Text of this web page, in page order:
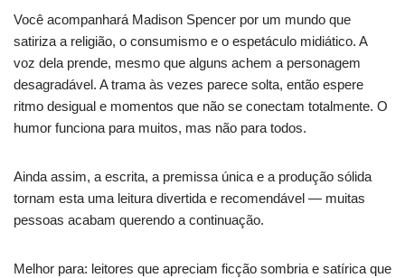
Você acompanhará Madison Spencer por um mundo que
satiriza a religião, o consumismo e o espetáculo midiático. A
voz dela prende, mesmo que alguns achem a personagem
desagradável. A trama às vezes parece solta, então espere
ritmo desigual e momentos que não se conectam totalmente. O
humor funciona para muitos, mas não para todos.
Ainda assim, a escrita, a premissa única e a produção sólida
tornam esta uma leitura divertida e recomendável — muitas
pessoas acabam querendo a continuação.
Melhor para: leitores que apreciam ficção sombria e satírica que